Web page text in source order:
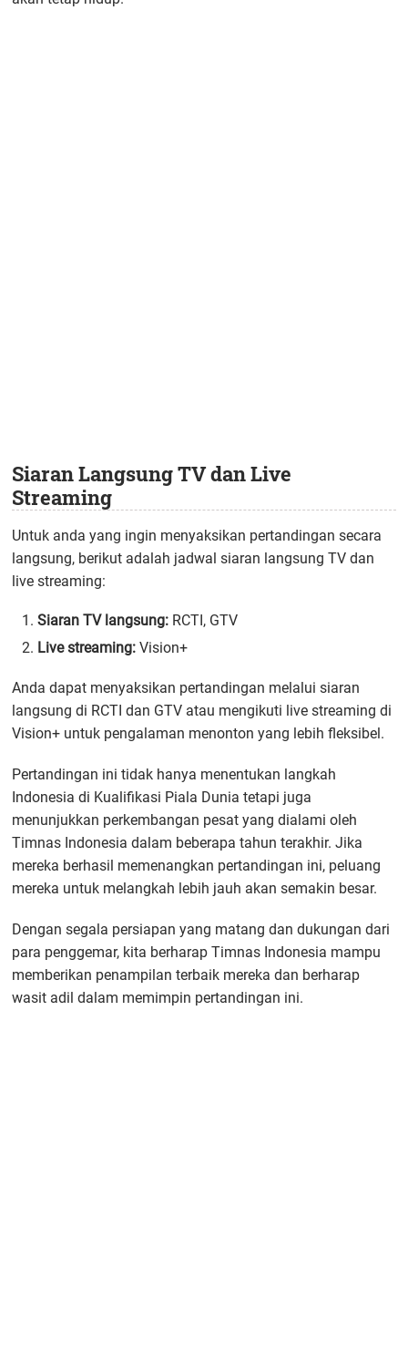
Siaran Langsung TV dan Live
Streaming
Untuk anda yang ingin menyaksikan pertandingan secara
langsung, berikut adalah jadwal siaran langsung TV dan
live streaming:
Siaran TV langsung: RCTI, GTV
Live streaming: Vision+
Anda dapat menyaksikan pertandingan melalui siaran
langsung di RCTI dan GTV atau mengikuti live streaming di
Vision+ untuk pengalaman menonton yang lebih fleksibel.
Pertandingan ini tidak hanya menentukan langkah
Indonesia di Kualifikasi Piala Dunia tetapi juga
menunjukkan perkembangan pesat yang dialami oleh
Timnas Indonesia dalam beberapa tahun terakhir. Jika
mereka berhasil memenangkan pertandingan ini, peluang
mereka untuk melangkah lebih jauh akan semakin besar.
Dengan segala persiapan yang matang dan dukungan dari
para penggemar, kita berharap Timnas Indonesia mampu
memberikan penampilan terbaik mereka dan berharap
wasit adil dalam memimpin pertandingan ini.